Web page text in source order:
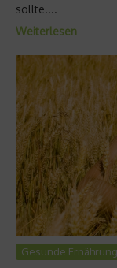
sollte....
Weiterlesen
Gesunde Ernährung